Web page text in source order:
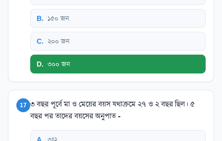
B. ১৫০ জন
C. ২০০ জন
D. ৩০০ জন
17 ৩ বছর পূর্বে মা ও মেয়ের বয়স যথাক্রমে ২৭ ও ২ বছর ছিল। ৫
বছর পর তাদের বয়সের অনুপাত -